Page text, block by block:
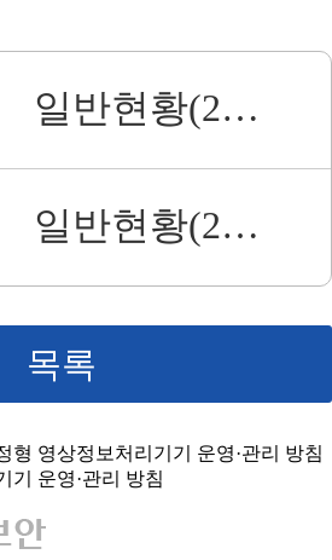
일반현황(2023.12.31.)
일반현황(2022.12.31.)
목록
영상정보처리기기 운영·관리 방침
운영·관리 방침